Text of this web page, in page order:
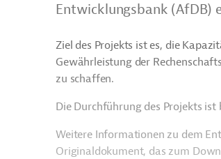
Entwicklungsbank (AfDB)
Ziel des Projekts ist es, die
Gewährleistung der
zu schaffen.
Die Durchführung des Projekts ist
Weitere Informationen zu dem
Originaldokument, das zum